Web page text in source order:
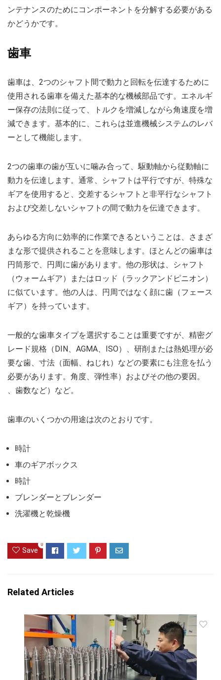
ンテナンスのためにコンポーネントを分解する必要がある
かどうかです。
歯車
歯車は、2つのシャフト間で動力と回転を伝達するために
使用される歯車を備えた基本的な機械部品です。エネルギ
ー保存の法則に従って、トルクを増減しながら角速度を増
減できます。基本的に、これらは並進機械システムのレバ
ーとして機能します。
2つの歯車の歯が互いに噛み合って、駆動軸から従動軸に
動力を伝達します。通常、シャフトは平行ですが、特殊な
ギアを使用すると、交差するシャフトと非平行なシャフト
および交差しないシャフトの間で動力を伝達できます。
あらゆる方向に効率的に作業できるということは、さまざ
まな形で提供されることを意味します。ほとんどの歯車は
円筒形で、円周に歯があります。他の形状は、シャフト
（ウォームギア）またはロッド（ラックアンドピニオン）
に似ています。他の人は、円周ではなく顔に歯（フェース
ギア）を持っています。
一般的な歯車タイプを選択することは重要ですが、精密グ
レード規格（DIN、AGMA、ISO）、研削または熱処理が必
要な歯、寸法（面幅、ねじれ）などの要素にも注意を払う
必要があります。角度、弾性率）およびその他の要因。
、歯数など）など。
歯車のいくつかの用途は次のとおりです。
時計
車のギアボックス
時計
ブレンダーとブレンダー
洗濯機と乾燥機
Save
0
Related Articles